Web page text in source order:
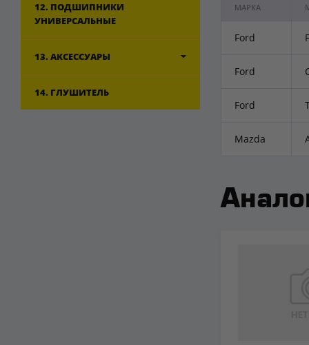
12. ПОДШИПНИКИ
УНИВЕРСАЛЬНЫЕ
13. АКСЕССУАРЫ
14. ГЛУШИТЕЛЬ
МАРКА
Ford
Ford
Ford
Mazda